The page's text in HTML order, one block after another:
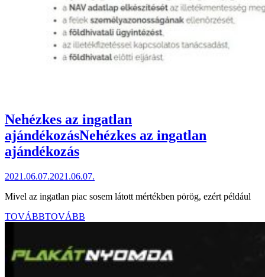
Nehézkes az ingatlan
ajándékozásNehézkes az ingatlan
ajándékozás
2021.06.07.2021.06.07.
Mivel az ingatlan piac sosem látott mértékben pörög, ezért például
TOVÁBBTOVÁBB